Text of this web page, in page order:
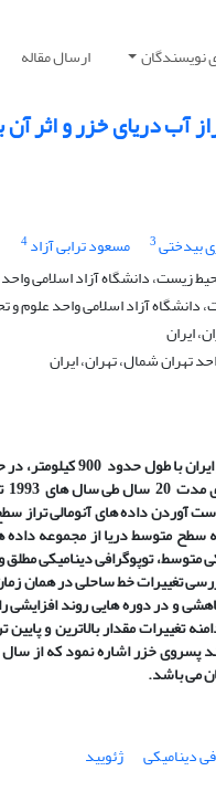
نویسندگان ارسال مقاله
آب دریای خزر و اثر
بیدختی3 مسعود ترابی آزاد4
زیست، دانشگاه آزاد اسلامی واحد
آزاد اسلامی واحد علوم و
ایران
تهران شمال، تهران، ایران
واقع شده است. در این تحقیق داده
طی سال
آوردن دادههای آنومالی تراز
سطح متوسط دریا از مجموعه داده
توپوگرافی دینامیکی
تغییرات خط ساحلی در همان
و در دوره هایی روند افزایشی
تغییرات مقدار بالاترین و پایین
باشد.
دینامیکی
ژئویید